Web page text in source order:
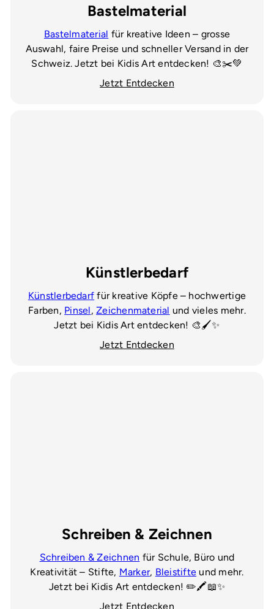
Bastelmaterial
Bastelmaterial für kreative Ideen – grosse
Auswahl, faire Preise und schneller Versand in der
Schweiz. Jetzt bei Kidis Art entdecken! 🎨✂️💚
Jetzt Entdecken
Künstlerbedarf
Künstlerbedarf für kreative Köpfe – hochwertige
Farben, Pinsel,Zeichenmaterial und vieles mehr.
Jetzt bei Kidis Art entdecken! 🎨🖌️✨
Jetzt Entdecken
Schreiben & Zeichnen
Schreiben & Zeichnen für Schule, Büro und
Kreativität – Stifte, Marker, Bleistifte und mehr.
Jetzt bei Kidis Art entdecken! ✏️🖍️📖✨
Jetzt Entdecken